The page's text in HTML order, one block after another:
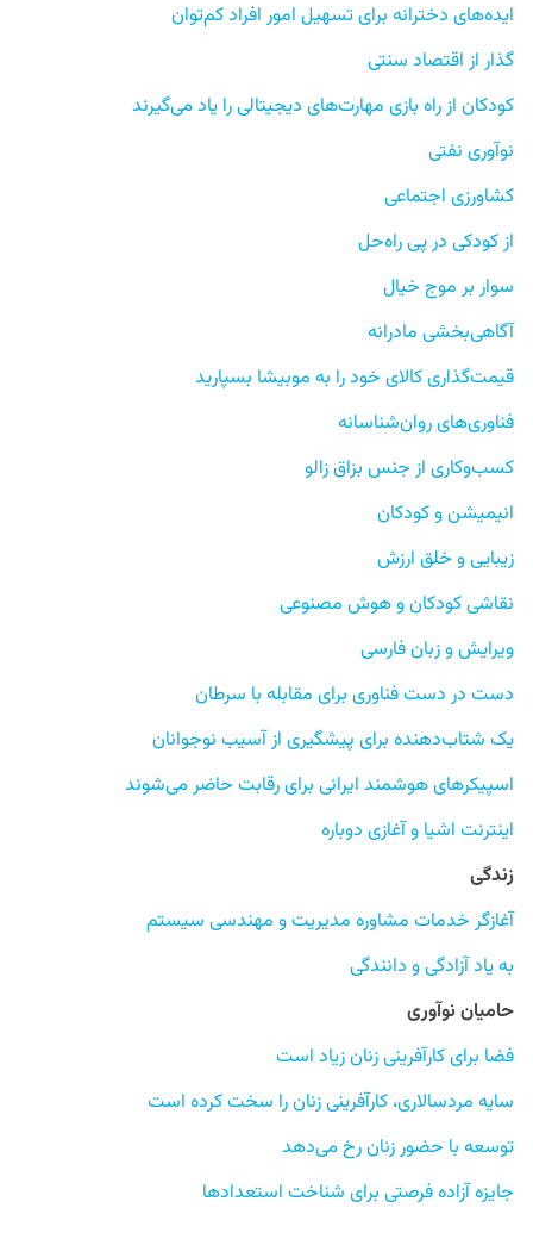
ایده‌های دخترانه برای تسهیل امور افراد کم‌توان
گذار از اقتصاد سنتی
کودکان از راه بازی مهارت‌های دیجیتالی را یاد می‌گیرند
نوآوری نفتی
کشاورزی اجتماعی
از کودکی در پی راه‌حل
سوار بر موج خیال
آگاهی‌بخشی مادرانه
قیمت‌گذاری کالای خود را به موبیشا بسپارید
فناوری‌های روان‌شناسانه
کسب‌وکاری از جنس بزاق زالو
انیمیشن و کودکان
زیبایی و خلق ارزش
نقاشی کودکان و هوش مصنوعی
ویرایش و زبان فارسی
دست در دست فناوری برای مقابله با سرطان
یک شتاب‌دهنده برای پیشگیری از آسیب نوجوانان
اسپیکرهای هوشمند ایرانی برای رقابت حاضر می‌شوند
اینترنت اشیا و آغازی دوباره
زندگی
آغازگر خدمات مشاوره مدیریت و مهندسی سیستم
به یاد آزادگی و دانندگی
حامیان نوآوری
فضا برای کارآفرینی زنان زیاد است
سایه مردسالاری، کارآفرینی زنان را سخت کرده است
توسعه با حضور زنان رخ می‌دهد
جایزه آزاده فرصتی برای شناخت استعدادها